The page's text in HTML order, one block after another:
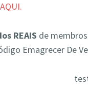
REAIS de
Emagrecer De